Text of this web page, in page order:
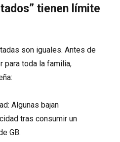
tienen límite
son iguales. Antes de
para toda la familia,
Algunas bajan
tras consumir un
GB.